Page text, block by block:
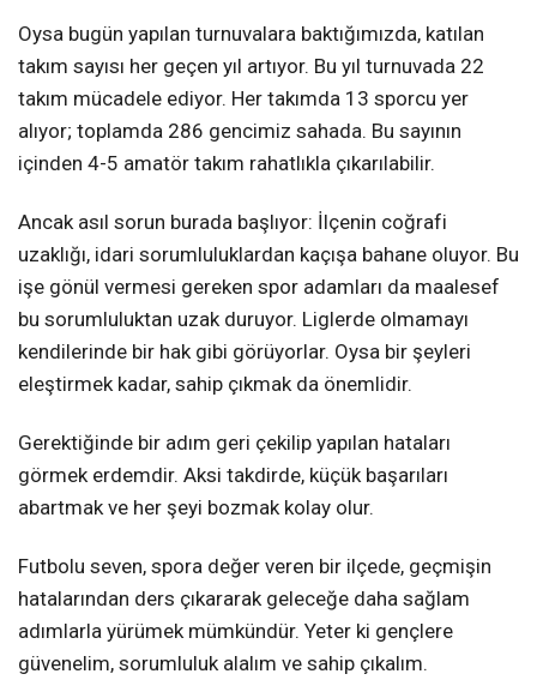
Oysa bugün yapılan turnuvalara baktığımızda, katılan
takım sayısı her geçen yıl artıyor. Bu yıl turnuvada 22
takım mücadele ediyor. Her takımda 13 sporcu yer
alıyor; toplamda 286 gencimiz sahada. Bu sayının
içinden 4-5 amatör takım rahatlıkla çıkarılabilir.
Ancak asıl sorun burada başlıyor: İlçenin coğrafi
uzaklığı, idari sorumluluklardan kaçışa bahane oluyor. Bu
işe gönül vermesi gereken spor adamları da maalesef
bu sorumluluktan uzak duruyor. Liglerde olmamayı
kendilerinde bir hak gibi görüyorlar. Oysa bir şeyleri
eleştirmek kadar, sahip çıkmak da önemlidir.
Gerektiğinde bir adım geri çekilip yapılan hataları
görmek erdemdir. Aksi takdirde, küçük başarıları
abartmak ve her şeyi bozmak kolay olur.
Futbolu seven, spora değer veren bir ilçede, geçmişin
hatalarından ders çıkararak geleceğe daha sağlam
adımlarla yürümek mümkündür. Yeter ki gençlere
güvenelim, sorumluluk alalım ve sahip çıkalım.